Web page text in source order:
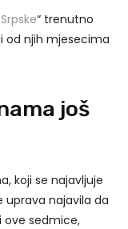
“ trenutno
od njih mjesecima
još
koji se najavljuje
uprava najavila da
ove sedmice,